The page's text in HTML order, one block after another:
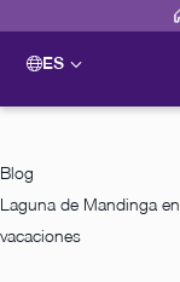
ES
Blog
Laguna de Mandinga
vacaciones